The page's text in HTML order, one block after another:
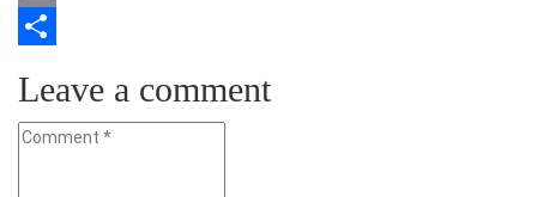
Email
Leave a comment